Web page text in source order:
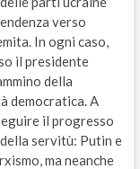
verso
In ogni caso,
il presidente
della
democratica. A
il progresso
servitù: Putin e
ma neanche